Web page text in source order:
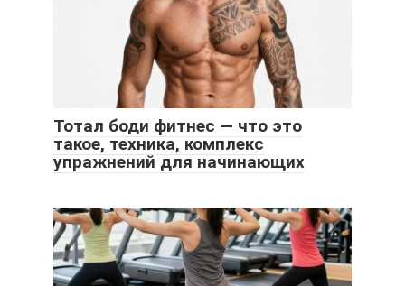
Тотал боди фитнес — что это
такое, техника, комплекс
упражнений для начинающих